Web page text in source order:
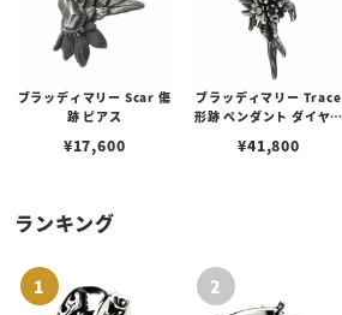
ブラッディマリー Scar 傷
跡 ピアス
¥17,600
ブラッディマリー Trace
形跡 ペンダント ダイヤモ
¥41,800
ランキング